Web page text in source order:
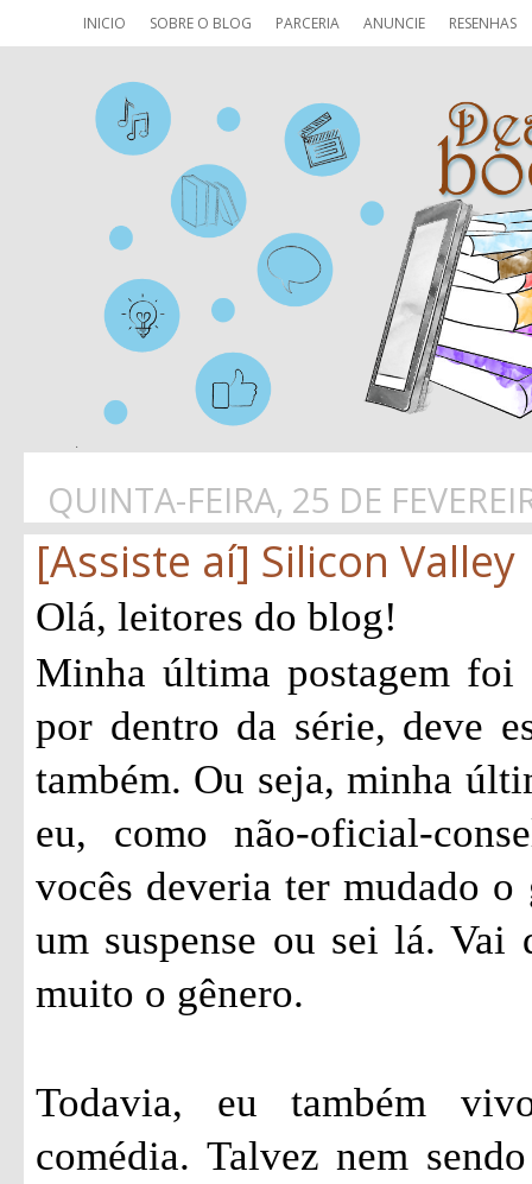
INICIO SOBRE O BLOG PARCERIA ANUNCIE RESENHAS
QUINTA-FEIRA, 25 DE
[Assiste aí] Silicon Valley
Olá, leitores do blog!
Minha última postagem
por dentro da série, deve
também. Ou seja, minha
eu, como não-oficial-
vocês deveria ter mudado o
um suspense ou sei lá. Vai
muito o gênero.
Todavia, eu também
comédia. Talvez nem